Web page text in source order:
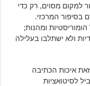
למקום מסוים, רק כדי
בסיפור המרכזי.
ומהנות;
ולא ישתלבו בעלילה
איכות הכתיבה
לסיטואציות